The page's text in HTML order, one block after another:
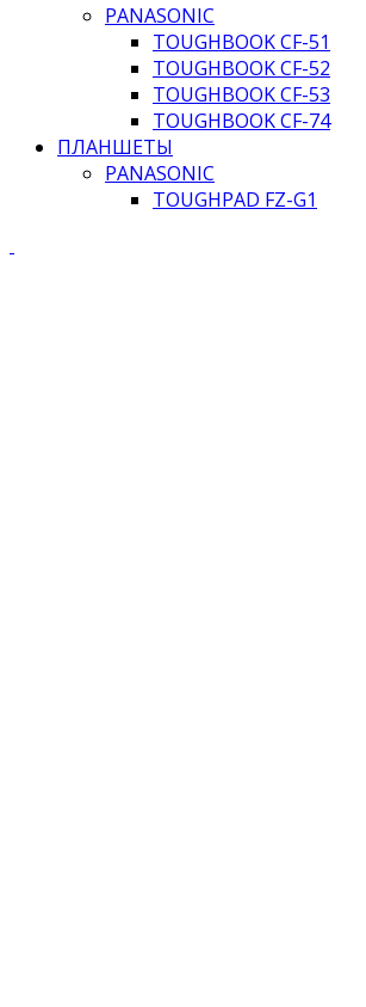
PANASONIC
TOUGHBOOK CF-51
TOUGHBOOK CF-52
TOUGHBOOK CF-53
TOUGHBOOK CF-74
ПЛАНШЕТЫ
PANASONIC
TOUGHPAD FZ-G1